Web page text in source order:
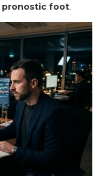
pronostic foot.